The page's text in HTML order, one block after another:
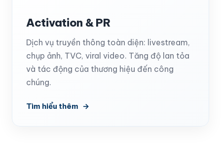
Activation & PR
Dịch vụ truyền thông toàn diện: livestream,
chụp ảnh, TVC, viral video. Tăng độ lan tỏa
và tác động của thương hiệu đến công
chúng.
Tìm hiểu thêm